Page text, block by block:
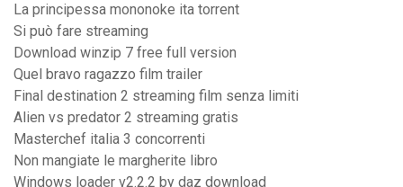
La principessa mononoke ita torrent
Si può fare streaming
Download winzip 7 free full version
Quel bravo ragazzo film trailer
Final destination 2 streaming film senza limiti
Alien vs predator 2 streaming gratis
Masterchef italia 3 concorrenti
Non mangiate le margherite libro
Windows loader v2.2.2 by daz download